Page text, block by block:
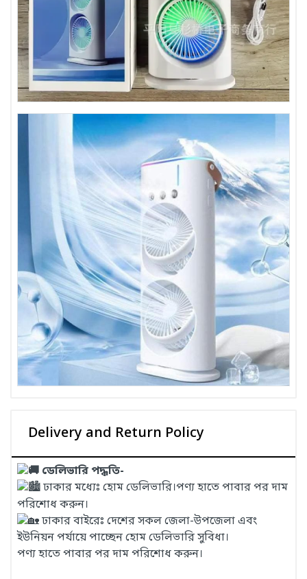
Delivery and Return Policy
ডেলিভারি পদ্ধতি-
ঢাকার মধ্যেঃ হোম ডেলিভারি।পণ্য হাতে পাবার পর দাম
পরিশোধ করুন।
ঢাকার বাইরেঃ দেশের সকল জেলা-উপজেলা এবং
ইউনিয়ন পর্যায়ে পাচ্ছেন হোম ডেলিভারি সুবিধা।
পণ্য হাতে পাবার পর দাম পরিশোধ করুন।